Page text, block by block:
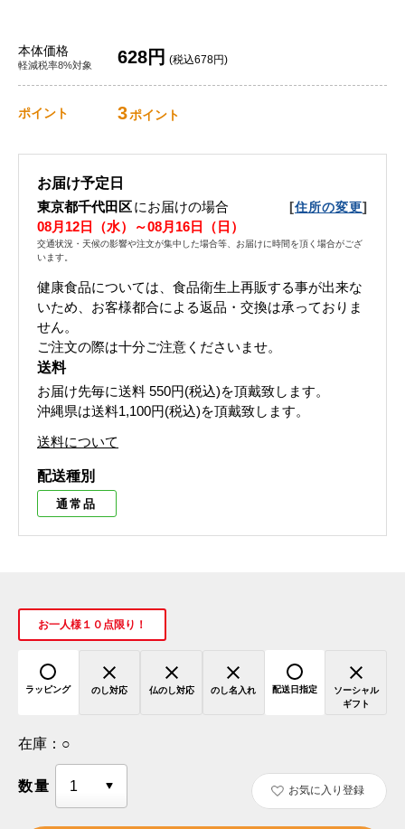
本体価格
軽減税率8%対象 628円 (税込678円)
ポイント 3ポイント
お届け予定日
東京都千代田区にお届けの場合 [住所の変更]
08月12日（水）～08月16日（日）
交通状況・天候の影響や注文が集中した場合等、お届けに時間を頂く場合がござ
います。
健康食品については、食品衛生上再販する事が出来な
いため、お客様都合による返品・交換は承っておりま
せん。
ご注文の際は十分ご注意くださいませ。
送料
お届け先毎に送料 550円(税込)を頂戴致します。
沖縄県は送料1,100円(税込)を頂戴致します。
送料について
配送種別
通常品
お一人様１０点限り！
ラッピング のし対応 仏のし対応 のし名入れ 配送日指定
ソーシャル
ギフト
在庫： ○
数量 お気に入り登録